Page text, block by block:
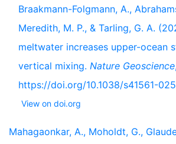
Braakmann-Folgmann, A.,
Meredith, M. P., & Tarling, G. A.
meltwater increases upper-ocean
vertical mixing. Nature Geoscience
https://doi.org/10.1038/s41561-
View on doi.org
Mahagaonkar, A., Moholdt, G.,